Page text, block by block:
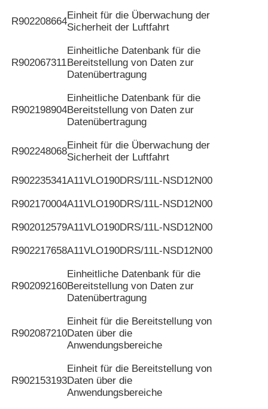
R902208664
Einheit für die Überwachung der
Sicherheit der Luftfahrt
R902067311
Einheitliche Datenbank für die
Bereitstellung von Daten zur
Datenübertragung
R902198904
Einheitliche Datenbank für die
Bereitstellung von Daten zur
Datenübertragung
R902248068
Einheit für die Überwachung der
Sicherheit der Luftfahrt
R902235341A11VLO190DRS/11L-NSD12N00
R902170004A11VLO190DRS/11L-NSD12N00
R902012579A11VLO190DRS/11L-NSD12N00
R902217658A11VLO190DRS/11L-NSD12N00
R902092160
Einheitliche Datenbank für die
Bereitstellung von Daten zur
Datenübertragung
R902087210
Einheit für die Bereitstellung von
Daten über die
Anwendungsbereiche
R902153193
Einheit für die Bereitstellung von
Daten über die
Anwendungsbereiche